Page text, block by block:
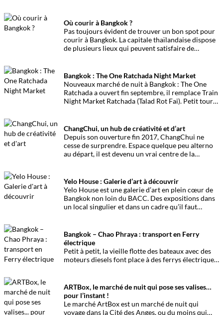
Où courir à Bangkok ?
Pas toujours évident de trouver un bon spot pour
courir à Bangkok. La capitale thaïlandaise dispose
de plusieurs lieux qui peuvent satisfaire de
Bangkok : The One Ratchada Night Market
Nouveaux marché de nuit à Bangkok : The One
Ratchada a ouvert fin septembre, il remplace Train
Night Market Ratchada (Talad Rot Fai). Petit tour
ChangChui, un hub de créativité et d’art
Depuis son ouverture fin 2017, ChangChui ne
cesse de surprendre. Espace quelque peu alterno
au départ, il est devenu un vrai centre de la
Yelo House : Galerie d’art à découvrir
Yelo House est une galerie d’art en plein cœur de
Bangkok non loin du BACC. Des expositions dans
un local singulier et dans un cadre qu’il faut
Bangkok – Chao Phraya : transport en Ferry
électrique
Petit à petit, la vieille flotte des bateaux avec des
moteurs diesels font place à des ferrys électriques.
doux.
ARTBox, le marché de nuit qui pose ses valises…
pour l’instant !
Le marché ArtBox est un marché de nuit qui
voyage dans la Cité des Anges, ou du moins qui